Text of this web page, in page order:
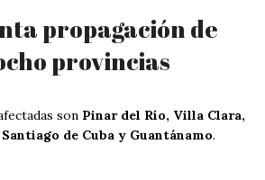
propagación de
provincias
son Pinar del Río, Villa Clara,
de Cuba y Guantánamo.